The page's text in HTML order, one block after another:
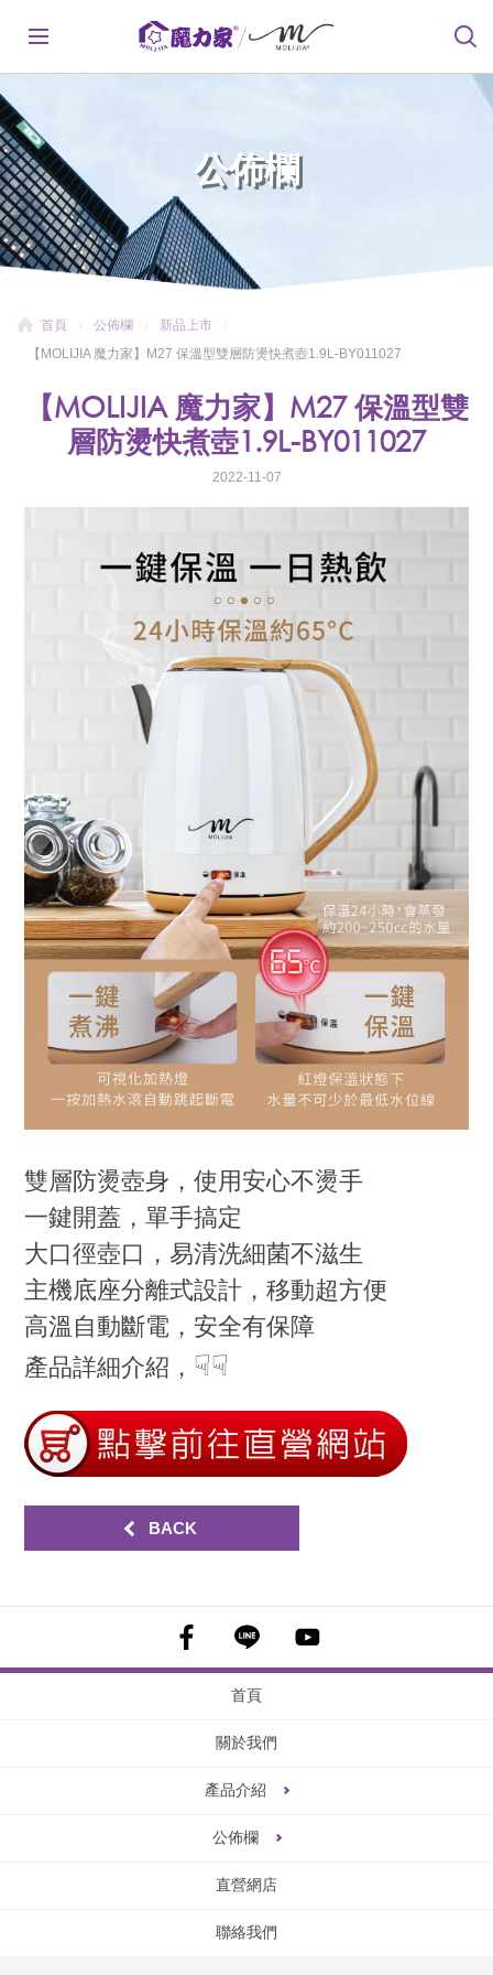
公佈欄
首頁 公佈欄
新品上市
【MOLIJIA 魔力家】M27 保溫型雙層防燙快煮壺1.9L-BY011027
【MOLIJIA 魔力家】M27 保溫型雙
層防燙快煮壺1.9L-BY011027
2022-11-07
雙層防燙壺身，使用安心不燙手
一鍵開蓋，單手搞定
大口徑壺口，易清洗細菌不滋生
主機底座分離式設計，移動超方便
高溫自動斷電，安全有保障
產品詳細介紹， ☟☟
BACK
首頁
關於我們
產品介紹
公佈欄
直營網店
聯絡我們